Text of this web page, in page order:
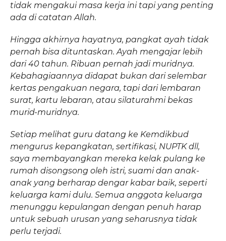
tidak mengakui masa kerja ini tapi yang penting
ada di catatan Allah.
Hingga akhirnya hayatnya, pangkat ayah tidak
pernah bisa dituntaskan. Ayah mengajar lebih
dari 40 tahun. Ribuan pernah jadi muridnya.
Kebahagiaannya didapat bukan dari selembar
kertas pengakuan negara, tapi dari lembaran
surat, kartu lebaran, atau silaturahmi bekas
murid-muridnya.
Setiap melihat guru datang ke Kemdikbud
mengurus kepangkatan, sertifikasi, NUPTK dll,
saya membayangkan mereka kelak pulang ke
rumah disongsong oleh istri, suami dan anak-
anak yang berharap dengar kabar baik, seperti
keluarga kami dulu. Semua anggota keluarga
menunggu kepulangan dengan penuh harap
untuk sebuah urusan yang seharusnya tidak
perlu terjadi.